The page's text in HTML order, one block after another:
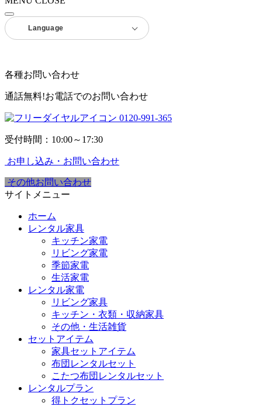
Language
各種お問い合わせ
通話無料!お電話でのお問い合わせ
0120-991-365
受付時間：10:00～17:30
お申し込み・お問い合わせ
その他お問い合わせ
サイトメニュー
ホーム
レンタル家具
キッチン家電
リビング家電
季節家電
生活家電
レンタル家電
リビング家具
キッチン・衣類・収納家具
その他・生活雑貨
セットアイテム
家具セットアイテム
布団レンタルセット
こたつ布団レンタルセット
レンタルプラン
得トクセットプラン